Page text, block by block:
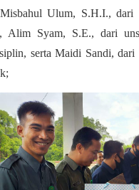
Ulum, S.H.I., dari
Alim Syam, S.E., dari
serta Maidi Sandi,